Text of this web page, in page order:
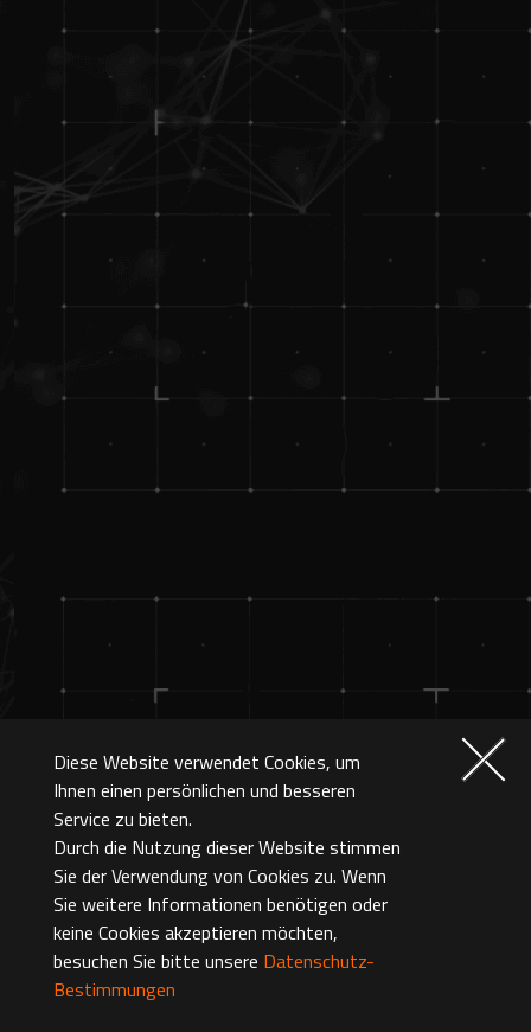
Diese Website verwendet Cookies, um
Ihnen einen persönlichen und besseren
Service zu bieten.
Durch die Nutzung dieser Website stimmen
Sie der Verwendung von Cookies zu. Wenn
Sie weitere Informationen benötigen oder
keine Cookies akzeptieren möchten,
besuchen Sie bitte unsere Datenschutz-
Bestimmungen